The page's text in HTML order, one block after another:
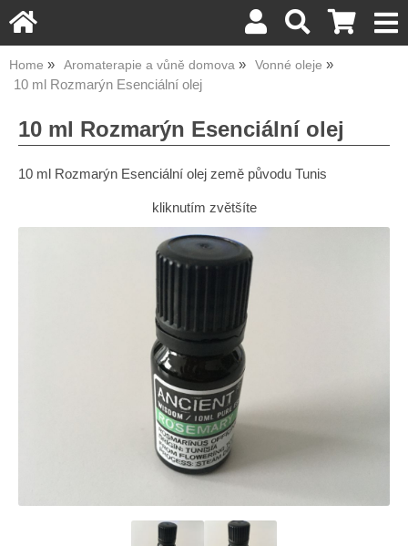
Home Aromaterapie a vůně domova Vonné oleje
10 ml Rozmarýn Esenciální olej
10 ml Rozmarýn Esenciální olej
10 ml Rozmarýn Esenciální olej země původu Tunis
kliknutím zvětšíte